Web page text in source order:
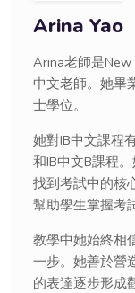
Arina Yao
Arina老師是New
中文老師。她畢
士學位。
她對IB中文課程
和IB中文B課程
找到考試中的核
幫助學生掌握考
教學中她始終相
一步。她善於營
的表達逐步形成